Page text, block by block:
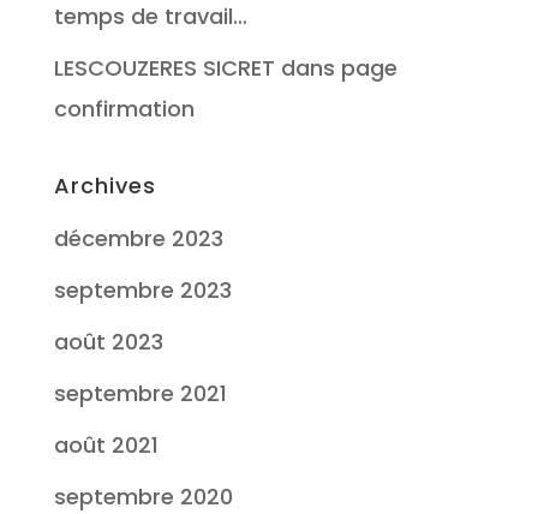
temps de travail…
LESCOUZERES SICRET dans page
confirmation
Archives
décembre 2023
septembre 2023
août 2023
septembre 2021
août 2021
septembre 2020